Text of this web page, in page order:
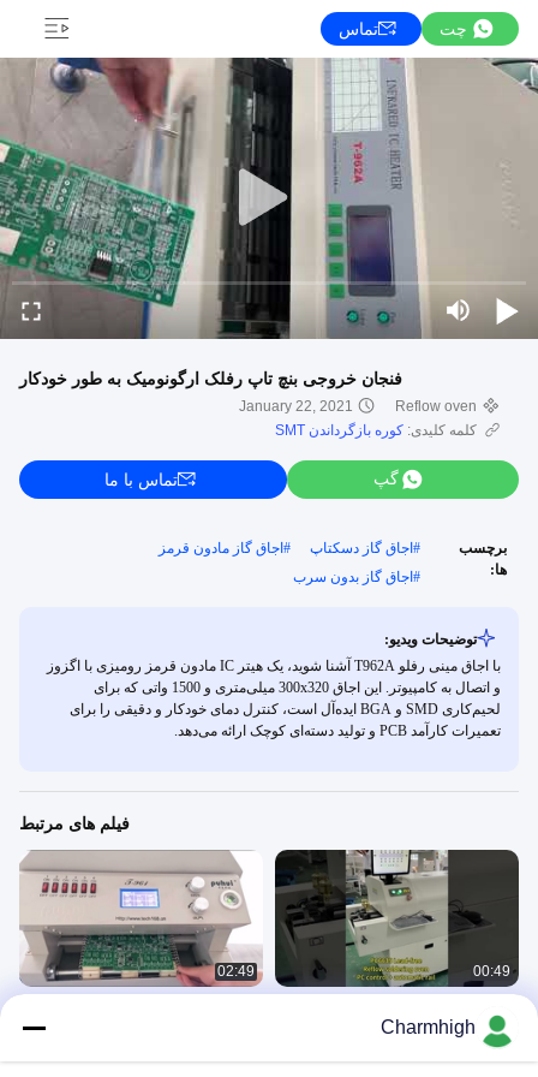
چت تماس
فنجان خروجی بنچ تاپ رفلک ارگونومیک به طور خودکار
Reflow oven
January 22, 2021
کلمه کلیدی: کوره بازگرداندن SMT
گپ تماس با ما
برچسب
ها:
# اجاق گاز دسکتاپ # اجاق گاز مادون قرمز
# اجاق گاز بدون سرب
توضیحات ویدیو:
با اجاق مینی رفلو T962A آشنا شوید، یک هیتر IC مادون قرمز رومیزی با اگزوز
و اتصال به کامپیوتر. این اجاق 300x320 میلی‌متری و 1500 واتی که برای
لحیم‌کاری SMD و BGA ایده‌آل است، کنترل دمای خودکار و دقیقی را برای
تعمیرات کارآمد PCB و تولید دسته‌ای کوچک ارائه می‌دهد.
فیلم های مرتبط
00:49
2300 * 350mm 6 منطقه دستگاه جوش
02:49
سرب کنترل هوشمند
Charmhigh